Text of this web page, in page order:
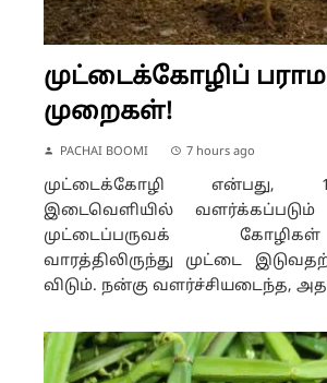
முட்டைக்கோழிப்
முறைகள்!
PACHAI BOOMI 7 hours ago
முட்டைக்கோழி என்பது,
இடைவெளியில் வளர்க்கப்படும்
முட்டைப்பருவக்
வாரத்திலிருந்து முட்டை
விடும். நன்கு வளர்ச்சியடைந்த,